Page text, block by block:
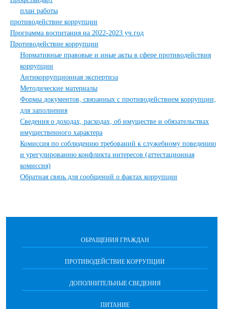
план работы
противодействие коррупции
Программа воспитания на 2022-2023 уч.год
Противодействие коррупции
Нормативные правовые и иные акты в сфере противодействия
коррупции
Антикоррупционная экспертиза
Методические материалы
Формы документов, связанных с противодействием коррупции,
для заполнения
Сведения о доходах, расходах, об имуществе и обязательствах
имущественного характера
Комиссия по соблюдению требований к служебному поведению
и урегулированию конфликта интересов (аттестационная
комиссия)
Обратная связь для сообщений о фактах коррупции
ОБРАЩЕНИЯ ГРАЖДАН
ПРОТИВОДЕЙСТВИЕ КОРРУПЦИИ
ДОПОЛНИТЕЛЬНЫЕ СВЕДЕНИЯ
ПИТАНИЕ